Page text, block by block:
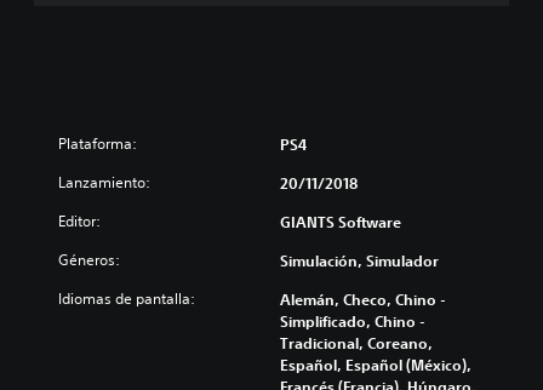
Plataforma: PS4
Lanzamiento: 20/11/2018
Editor: GIANTS Software
Géneros: Simulación, Simulador
Idiomas de pantalla:
Alemán, Checo, Chino -
Simplificado, Chino -
Tradicional, Coreano,
Español, Español (México),
Francés (Francia), Húngaro,